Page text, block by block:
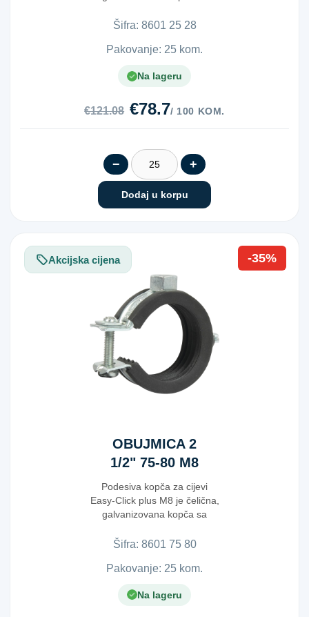
Šifra: 8​6​0​1​ ​2​5​ ​2​8​
Pakovanje: 25 kom.
Na lageru
€121.08 €78.7/ 100 KOM.
− +
Dodaj u korpu
Akcijska cijena -35%
OBUJMICA 2
1/2" 75-80 M8
Podesiva kopča za cijevi
Easy-Click plus M8 je čelična,
galvanizovana kopča sa
Šifra: 8​6​0​1​ ​7​5​ ​8​0​
Pakovanje: 25 kom.
Na lageru